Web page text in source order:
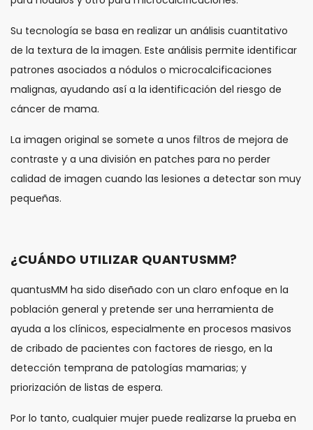
Su tecnología se basa en realizar un análisis cuantitativo
de la textura de la imagen. Este análisis permite identificar
patrones asociados a nódulos o microcalcificaciones
malignas, ayudando así a la identificación del riesgo de
cáncer de mama.
La imagen original se somete a unos filtros de mejora de
contraste y a una división en patches para no perder
calidad de imagen cuando las lesiones a detectar son muy
pequeñas.
¿CUÁNDO UTILIZAR QUANTUSMM?
quantusMM ha sido diseñado con un claro enfoque en la
población general y pretende ser una herramienta de
ayuda a los clínicos, especialmente en procesos masivos
de cribado de pacientes con factores de riesgo, en la
detección temprana de patologías mamarias; y
priorización de listas de espera.
Por lo tanto, cualquier mujer puede realizarse la prueba en